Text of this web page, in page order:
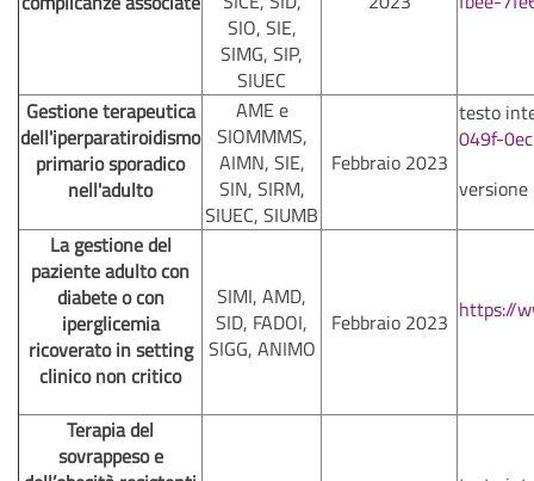
SIO, SIE,
SIMG, SIP,
SIUEC
Gestione terapeutica
dell'iperparatiroidismo
primario sporadico
nell'adulto
AME e
SIOMMMS,
AIMN, SIE,
SIN, SIRM,
SIUEC, SIUMB
Febbraio 2023
testo
049f-
La gestione del
paziente adulto con
diabete o con
iperglicemia
ricoverato in setting
clinico non critico
SIMI, AMD,
SID, FADOI,
SIGG, ANIMO
Febbraio 2023 https://
Terapia del
sovrappeso e